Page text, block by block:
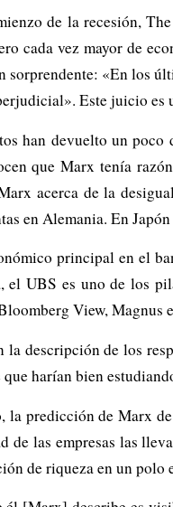
de la recesión,
cada vez mayor de
sorprendente: «En los
Este juicio
han devuelto un poco
que Marx tenía
acerca de la
en Alemania. En
principal en el
el UBS es uno de los
View, Magnus
descripción de los
harían bien
la predicción de Marx
las empresas las
de riqueza en un